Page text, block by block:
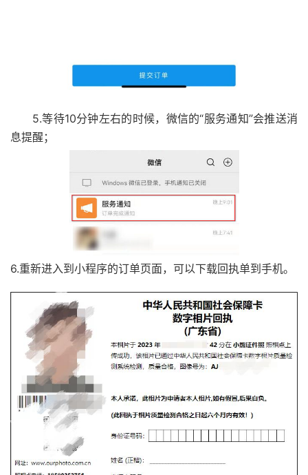
5.等待10分钟左右的时候，微信的“服务通知”会推送消
息提醒；
6.重新进入到小程序的订单页面，可以下载回执单到手机。